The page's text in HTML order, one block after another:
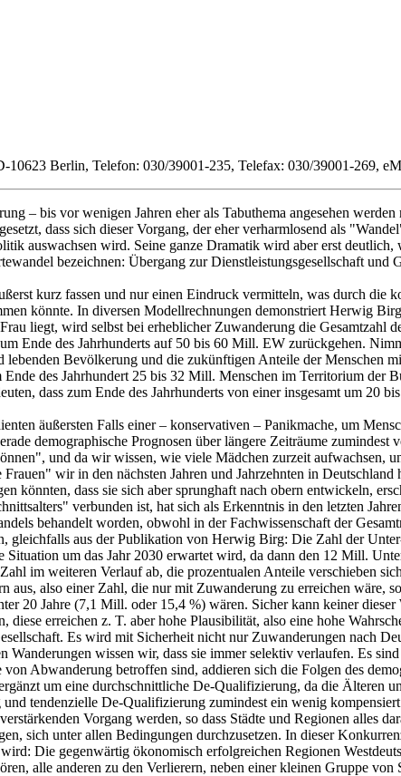
10623 Berlin, Telefon: 030/39001-235, Telefax: 030/39001-269,
– bis vor wenigen Jahren eher als Tabuthema angesehen
dass sich dieser Vorgang, der eher verharmlosend als
auswachsen wird. Seine ganze Dramatik wird aber erst deutlich,
bezeichnen: Übergang zur Dienstleistungsgesellschaft und
kurz fassen und nur einen Eindruck vermitteln, was durch die
könnte. In diversen Modellrechnungen demonstriert Herwig
liegt, wird selbst bei erheblicher Zuwanderung die Gesamtzahl
des Jahrhunderts auf 50 bis 60 Mill. EW zurückgehen.
Bevölkerung und die zukünftigen Anteile der Menschen
des Jahrhundert 25 bis 32 Mill. Menschen im Territorium der
dass zum Ende des Jahrhunderts von einer insgesamt um 20
äußersten Falls einer – konservativen – Panikmache, um
demographische Prognosen über längere Zeiträume zumindest
und da wir wissen, wie viele Mädchen zurzeit aufwachsen,
wir in den nächsten Jahren und Jahrzehnten in
könnten, dass sie sich aber sprunghaft nach obern entwickeln,
verbunden ist, hat sich als Erkenntnis in den letzten
behandelt worden, obwohl in der Fachwissenschaft der
gleichfalls aus der Publikation von Herwig Birg: Die Zahl der
um das Jahr 2030 erwartet wird, da dann den 12 Mill.
im weiteren Verlauf ab, die prozentualen Anteile verschieben
also einer Zahl, die nur mit Zuwanderung zu erreichen wäre,
20 Jahre (7,1 Mill. oder 15,4 %) wären. Sicher kann keiner dieser
erreichen z. T. aber hohe Plausibilität, also eine hohe
Es wird mit Sicherheit nicht nur Zuwanderungen nach
wissen wir, dass sie immer selektiv verlaufen. Es
Abwanderung betroffen sind, addieren sich die Folgen des
um eine durchschnittliche De-Qualifizierung, da die Älteren
tendenzielle De-Qualifizierung zumindest ein wenig
Vorgang werden, so dass Städte und Regionen alles
sich unter allen Bedingungen durchzusetzen. In dieser
Die gegenwärtig ökonomisch erfolgreichen Regionen
alle anderen zu den Verlierern, neben einer kleinen Gruppe